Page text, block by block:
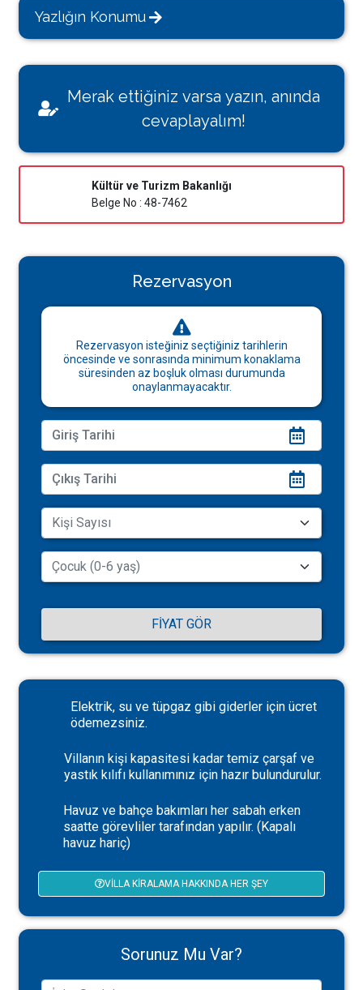
Yazlığın Konumu
Merak ettiğiniz varsa yazın, anında
cevaplayalım!
Kültür ve Turizm Bakanlığı
Belge No : 48-7462
Rezervasyon
Rezervasyon isteğiniz seçtiğiniz tarihlerin
öncesinde ve sonrasında minimum konaklama
süresinden az boşluk olması durumunda
onaylanmayacaktır.
FIYAT GÖR
Elektrik, su ve tüpgaz gibi giderler için ücret
ödemezsiniz.
Villanın kişi kapasitesi kadar temiz çarşaf ve
yastık kılıfı kullanımınız için hazır bulundurulur.
Havuz ve bahçe bakımları her sabah erken
saatte görevliler tarafından yapılır. (Kapalı
havuz hariç)
VILLA KIRALAMA HAKKINDA HER ŞEY
Sorunuz Mu Var?